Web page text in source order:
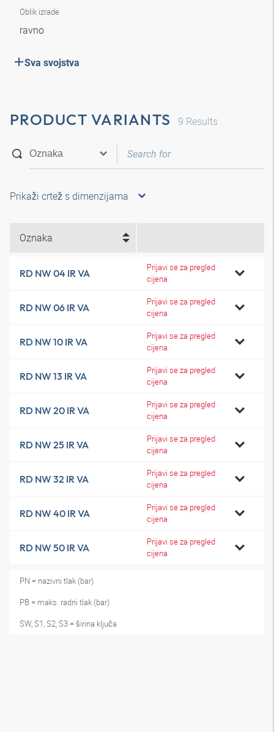
Oblik izrade
ravno
Sva svojstva
PRODUCT VARIANTS 9 Results
Prikaži crtež s dimenzijama
Oznaka
RD NW 04 IR VA
Prijavi se za pregled
cijena
RD NW 06 IR VA
Prijavi se za pregled
cijena
RD NW 10 IR VA
Prijavi se za pregled
cijena
RD NW 13 IR VA
Prijavi se za pregled
cijena
RD NW 20 IR VA
Prijavi se za pregled
cijena
RD NW 25 IR VA
Prijavi se za pregled
cijena
RD NW 32 IR VA
Prijavi se za pregled
cijena
RD NW 40 IR VA
Prijavi se za pregled
cijena
RD NW 50 IR VA
Prijavi se za pregled
cijena
PN = nazivni tlak (bar)
PB = maks. radni tlak (bar)
SW, S1, S2, S3 = širina ključa